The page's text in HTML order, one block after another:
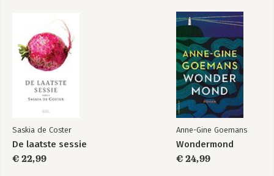
Saskia de Coster
De laatste sessie
€ 22,99
Anne-Gine Goemans
Wondermond
€ 24,99